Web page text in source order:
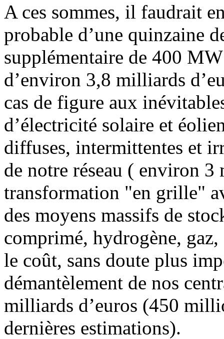
A ces sommes, il faudrait
probable d’une quinzaine
supplémentaire de 400
d’environ 3,8 milliards
cas de figure aux
d’électricité solaire et
diffuses, intermittentes et
de notre réseau ( environ 3
transformation "en grille"
des moyens massifs de
comprimé, hydrogène,
le coût, sans doute plus
démantèlement de nos
milliards d’euros (450
dernières estimations).